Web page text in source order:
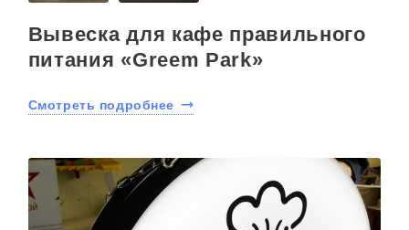
Вывеска для кафе правильного
питания «Greem Park»
Смотреть подробнее